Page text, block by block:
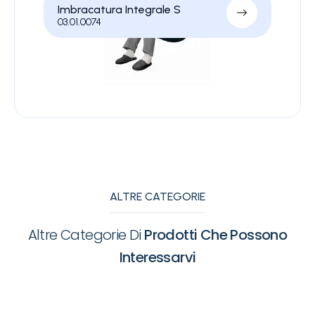
Imbracatura Integrale S
03.01.0074
ALTRE CATEGORIE
Altre Categorie DiProdotti Che Possono
Interessarvi